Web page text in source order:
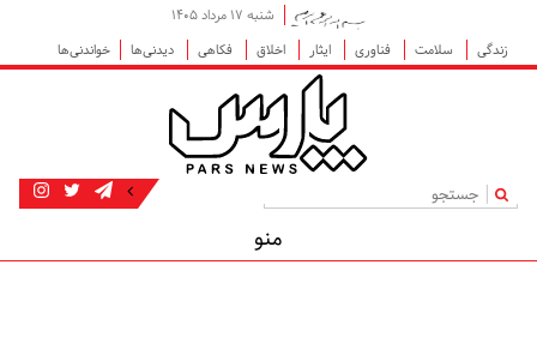
شنبه ۱۷ مرداد ۱۴۰۵
زندگی
سلامت فناوری ایثار اخلاق فکاهی دیدنی‌ها خواندنی‌ها
|
منو